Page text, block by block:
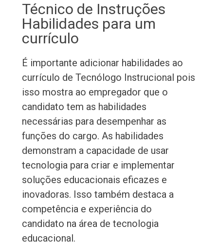
Técnico de Instruções
Habilidades para um
currículo
É importante adicionar habilidades ao
currículo de Tecnólogo Instrucional pois
isso mostra ao empregador que o
candidato tem as habilidades
necessárias para desempenhar as
funções do cargo. As habilidades
demonstram a capacidade de usar
tecnologia para criar e implementar
soluções educacionais eficazes e
inovadoras. Isso também destaca a
competência e experiência do
candidato na área de tecnologia
educacional.